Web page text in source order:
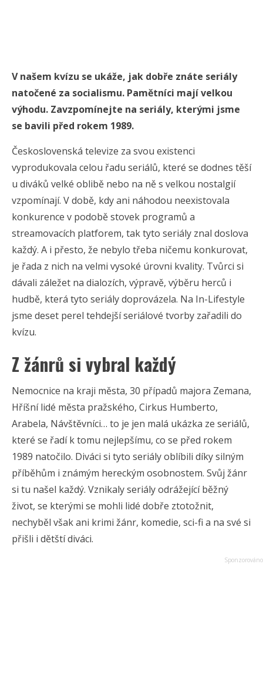
V našem kvízu se ukáže, jak dobře znáte seriály
natočené za socialismu. Pamětníci mají velkou
výhodu. Zavzpomínejte na seriály, kterými jsme
se bavili před rokem 1989.
Československá televize za svou existenci
vyprodukovala celou řadu seriálů, které se dodnes těší
u diváků velké oblibě nebo na ně s velkou nostalgií
vzpomínají. V době, kdy ani náhodou neexistovala
konkurence v podobě stovek programů a
streamovacích platforem, tak tyto seriály znal doslova
každý. A i přesto, že nebylo třeba ničemu konkurovat,
je řada z nich na velmi vysoké úrovni kvality. Tvůrci si
dávali záležet na dialozích, výpravě, výběru herců i
hudbě, která tyto seriály doprovázela. Na In-Lifestyle
jsme deset perel tehdejší seriálové tvorby zařadili do
kvízu.
Z žánrů si vybral každý
Nemocnice na kraji města, 30 případů majora Zemana,
Hříšní lidé města pražského, Cirkus Humberto,
Arabela, Návštěvníci… to je jen malá ukázka ze seriálů,
které se řadí k tomu nejlepšímu, co se před rokem
1989 natočilo. Diváci si tyto seriály oblíbili díky silným
příběhům i známým hereckým osobnostem. Svůj žánr
si tu našel každý. Vznikaly seriály odrážející běžný
život, se kterými se mohli lidé dobře ztotožnit,
nechyběl však ani krimi žánr, komedie, sci-fi a na své si
přišli i dětští diváci.